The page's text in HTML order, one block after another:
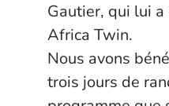
Gautier, qui lui
Africa Twin.
Nous avons
trois jours de